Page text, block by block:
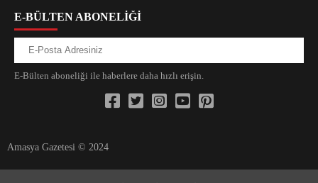
E-BÜLTEN ABONELİĞİ
E-Bülten aboneliği ile haberlere daha hızlı erişin.
Amasya Gazetesi © 2024